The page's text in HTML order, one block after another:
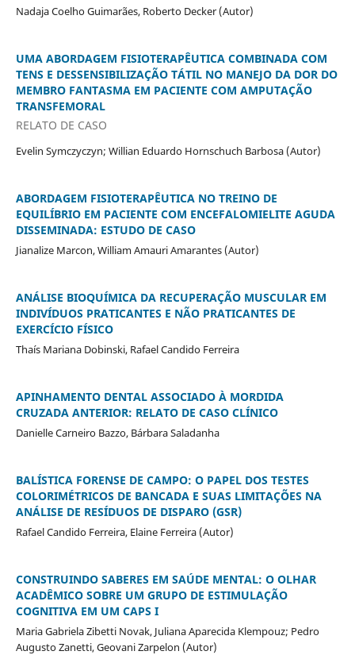
Nadaja Coelho Guimarães, Roberto Decker (Autor)
UMA ABORDAGEM FISIOTERAPÊUTICA COMBINADA COM
TENS E DESSENSIBILIZAÇÃO TÁTIL NO MANEJO DA DOR DO
MEMBRO FANTASMA EM PACIENTE COM AMPUTAÇÃO
TRANSFEMORAL
RELATO DE CASO
Evelin Symczyczyn; Willian Eduardo Hornschuch Barbosa (Autor)
ABORDAGEM FISIOTERAPÊUTICA NO TREINO DE
EQUILÍBRIO EM PACIENTE COM ENCEFALOMIELITE AGUDA
DISSEMINADA: ESTUDO DE CASO
Jianalize Marcon, William Amauri Amarantes (Autor)
ANÁLISE BIOQUÍMICA DA RECUPERAÇÃO MUSCULAR EM
INDIVÍDUOS PRATICANTES E NÃO PRATICANTES DE
EXERCÍCIO FÍSICO
Thaís Mariana Dobinski, Rafael Candido Ferreira
APINHAMENTO DENTAL ASSOCIADO À MORDIDA
CRUZADA ANTERIOR: RELATO DE CASO CLÍNICO
Danielle Carneiro Bazzo, Bárbara Saladanha
BALÍSTICA FORENSE DE CAMPO: O PAPEL DOS TESTES
COLORIMÉTRICOS DE BANCADA E SUAS LIMITAÇÕES NA
ANÁLISE DE RESÍDUOS DE DISPARO (GSR)
Rafael Candido Ferreira, Elaine Ferreira (Autor)
CONSTRUINDO SABERES EM SAÚDE MENTAL: O OLHAR
ACADÊMICO SOBRE UM GRUPO DE ESTIMULAÇÃO
COGNITIVA EM UM CAPS I
Maria Gabriela Zibetti Novak, Juliana Aparecida Klempouz; Pedro
Augusto Zanetti, Geovani Zarpelon (Autor)